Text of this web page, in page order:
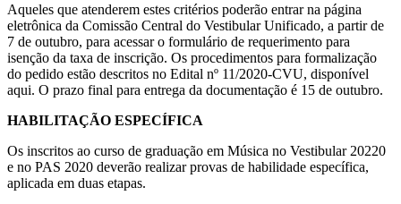
Aqueles que atenderem estes critérios poderão entrar na página
eletrônica da Comissão Central do Vestibular Unificado, a partir de
7 de outubro, para acessar o formulário de requerimento para
isenção da taxa de inscrição. Os procedimentos para formalização
do pedido estão descritos no Edital nº 11/2020-CVU, disponível
aqui. O prazo final para entrega da documentação é 15 de outubro.
HABILITAÇÃO ESPECÍFICA
Os inscritos ao curso de graduação em Música no Vestibular 20220
e no PAS 2020 deverão realizar provas de habilidade específica,
aplicada em duas etapas.